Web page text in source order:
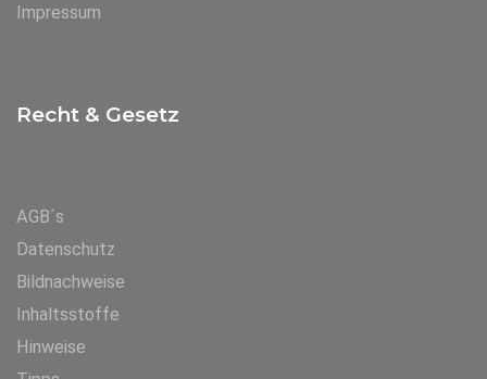
Impressum
Recht & Gesetz
AGB´s
Datenschutz
Bildnachweise
Inhaltsstoffe
Hinweise